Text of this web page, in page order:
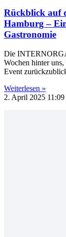
Rückblick auf
Hamburg –
Gastronomie
Die
Wochen hinter uns,
Event
Weiterlesen »
2. April 2025 11:09